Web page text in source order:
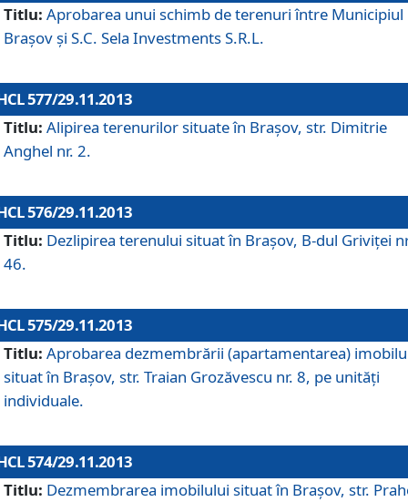
Titlu: Aprobarea unui schimb de terenuri între Municipiul
Braşov şi S.C. Sela Investments S.R.L.
577/29.11.2013
Titlu: Alipirea terenurilor situate în Braşov, str. Dimitrie
Anghel nr. 2.
576/29.11.2013
Titlu: Dezlipirea terenului situat în Braşov, B-dul Griviţei
46.
575/29.11.2013
Titlu: Aprobarea dezmembrării (apartamentarea)
situat în Braşov, str. Traian Grozăvescu nr. 8, pe unităţi
individuale.
574/29.11.2013
Titlu: Dezmembrarea imobilului situat în Braşov, str.